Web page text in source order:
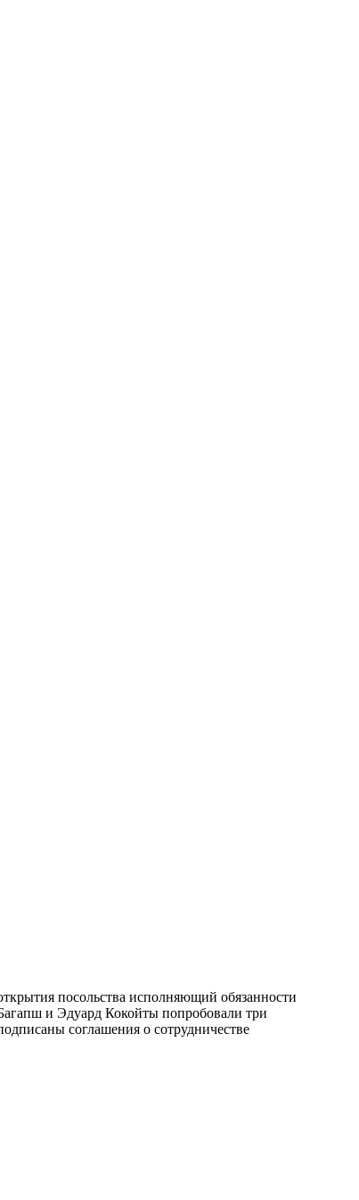
посольства исполняющий обязанности
и Эдуард Кокойты попробовали три
соглашения о сотрудничестве